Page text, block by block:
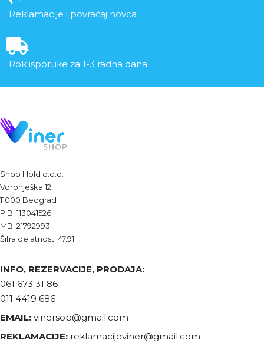
Reklamacije i povraćaj novca
Rok isporuke za 1-3 radna dana
Shop Hold d.o.o.
Voronješka 12
11000 Beograd
PIB: 113041526
MB: 21792993
Šifra delatnosti 47.91
INFO, REZERVACIJE, PRODAJA:
061 673 31 86
011 4419 686
EMAIL: vinersop@gmail.com
REKLAMACIJE: reklamacijeviner@gmail.com